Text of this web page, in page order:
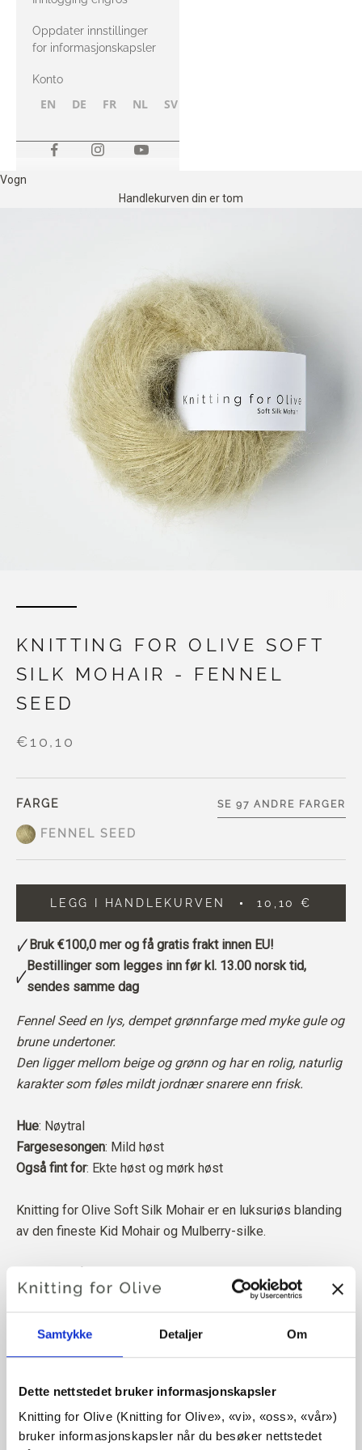
Samtykke Detaljer Om
Dette nettstedet bruker informasjonskapsler
Knitting for Olive (Knitting for Olive», «vi», «oss», «vår»)
bruker informasjonskapsler når du besøker nettstedet
Oppdater innstillinger
for informasjonskapsler
Konto
EN DE FR NL SV
Vogn
Handlekurven din er tom
KNITTING FOR OLIVE SOFT
SILK MOHAIR - FENNEL
SEED
€10,10
FARGE
FENNEL SEED
SE 97 ANDRE FARGER
LEGG I HANDLEKURVEN 10,10 €
Bruk€100,0 mer og få gratis frakt innen EU!
Bestillinger som legges inn før kl. 13.00 norsk tid,
sendes samme dag
Fennel Seed en lys, dempet grønnfarge med myke gule og
brune undertoner.
Den ligger mellom beige og grønn og har en rolig, naturlig
karakter som føles mildt jordnær snarere enn frisk.
Hue: Nøytral
Fargesesongen: Mild høst
Også fint for: Ekte høst og mørk høst
Knitting for Olive Soft Silk Mohair er en luksuriøs blanding
av den fineste Kid Mohair og Mulberry-silke.
Sør-Afrika, og garnet er også produsert lokalt. Garnet vårt
kan spores tilbake til de enkelte gårdene, noe som betyr
at vi vet nøyaktig hvilke gårder, bønder og geiter ullen vår
kommer fra.
All mohairen vår er uavhengig sertifisert i henhold til
Responsible Mohair Standard (RMS), som er sertifisert av
Control Union,CU 1276494.